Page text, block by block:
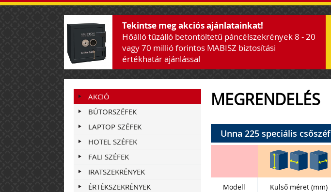
Tekintse meg akciós ajánlatainkat!
Hőálló tűzálló betontöltetű páncélszekrények 8 - 20
vagy 70 millió forintos MABISZ biztosítási
értékhatár ajánlással
AKCIÓ
BÚTORSZÉFEK
LAPTOP SZÉFEK
HOTEL SZÉFEK
FALI SZÉFEK
IRATSZEKRÉNYEK
ÉRTÉKSZEKRÉNYEK
MEGRENDELÉS
Unna 225 speciális csőszéf
Modell Külső méret (mm)